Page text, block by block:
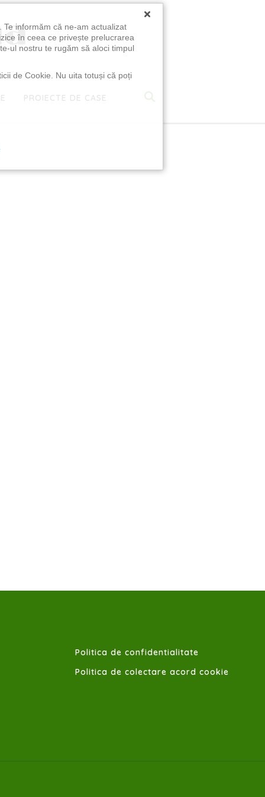
PROIECTE DE CASE
Politica de confidentialitate
Politica de colectare acord cookie
×
informăm că ne-am actualizat
în ceea ce privește prelucrarea
ul nostru te rugăm să aloci timpul
de Cookie. Nu uita totuși că poți